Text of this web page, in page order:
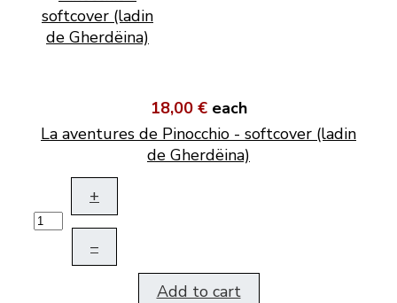
18,00 € each
La aventures de Pinocchio - softcover (ladin
de Gherdëina)
+
–
Add to cart